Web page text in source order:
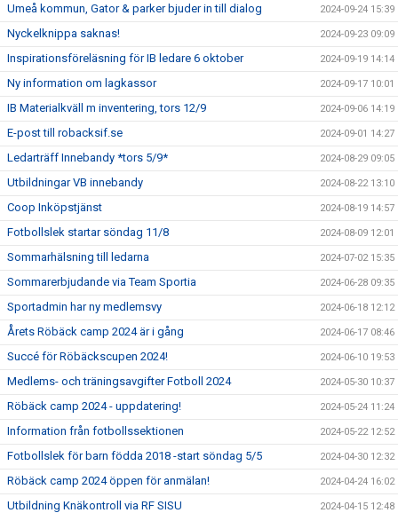
Umeå kommun, Gator & parker bjuder in till dialog 2024-09-24 15:39
Nyckelknippa saknas! 2024-09-23 09:09
Inspirationsföreläsning för IB ledare 6 oktober 2024-09-19 14:14
Ny information om lagkassor 2024-09-17 10:01
IB Materialkväll m inventering, tors 12/9 2024-09-06 14:19
E-post till robacksif.se 2024-09-01 14:27
Ledarträff Innebandy *tors 5/9* 2024-08-29 09:05
Utbildningar VB innebandy 2024-08-22 13:10
Coop Inköpstjänst 2024-08-19 14:57
Fotbollslek startar söndag 11/8 2024-08-09 12:01
Sommarhälsning till ledarna 2024-07-02 15:35
Sommarerbjudande via Team Sportia 2024-06-28 09:35
Sportadmin har ny medlemsvy 2024-06-18 12:12
Årets Röbäck camp 2024 är i gång 2024-06-17 08:46
Succé för Röbäckscupen 2024! 2024-06-10 19:53
Medlems- och träningsavgifter Fotboll 2024 2024-05-30 10:37
Röbäck camp 2024 - uppdatering! 2024-05-24 11:24
Information från fotbollssektionen 2024-05-22 12:52
Fotbollslek för barn födda 2018 -start söndag 5/5 2024-04-30 12:32
Röbäck camp 2024 öppen för anmälan! 2024-04-24 16:02
Utbildning Knäkontroll via RF SISU 2024-04-15 12:48